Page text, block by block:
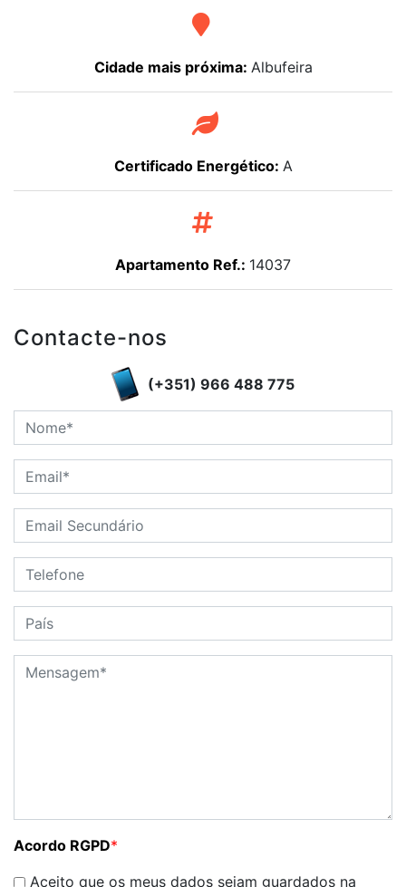
Cidade mais próxima: Albufeira
Certificado Energético: A
Apartamento Ref.: 14037
Contacte-nos
(+351) 966 488 775
Acordo RGPD*
Aceito que os meus dados sejam guardados na